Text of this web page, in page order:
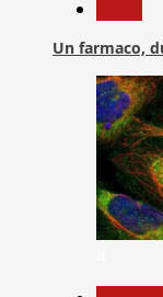
Un farmaco,